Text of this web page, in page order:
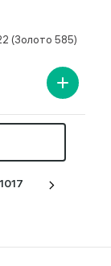
Серьги А 011722 (Золото 585)
1017